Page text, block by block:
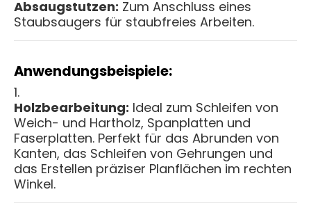
Absaugstutzen: Zum Anschluss eines
Staubsaugers für staubfreies Arbeiten.
Anwendungsbeispiele:
Holzbearbeitung: Ideal zum Schleifen von
Weich- und Hartholz, Spanplatten und
Faserplatten. Perfekt für das Abrunden von
Kanten, das Schleifen von Gehrungen und
das Erstellen präziser Planflächen im rechten
Winkel.